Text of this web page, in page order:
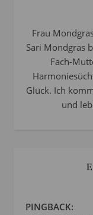
Frau
Sari Mondgras
Fach-
Glück. Ich
und
PINGBACK: